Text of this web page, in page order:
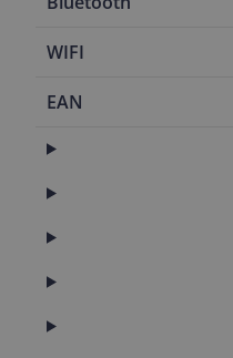
WIFI
EAN